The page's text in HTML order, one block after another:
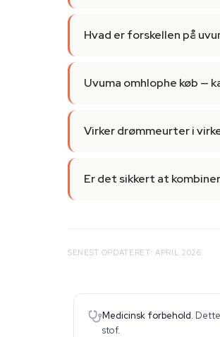
Hvad er forskellen på
Uvuma omhlophe køb —
Virker drømmeurter i
Er det sikkert at
SENEST OPDATERET: APRIL 2026
Medicinsk forbehold.
stof.